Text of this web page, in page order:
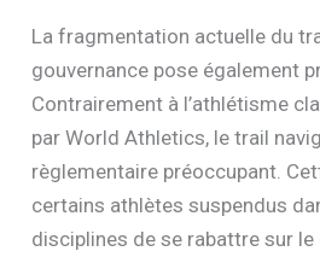
La fragmentation actuelle du
gouvernance pose également
Contrairement à l’athlétisme
par World Athletics, le trail
règlementaire préoccupant.
certains athlètes suspendus
disciplines de se rabattre sur